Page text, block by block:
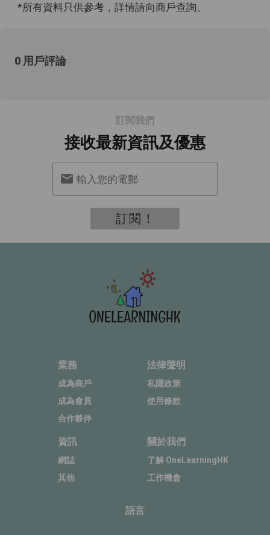
*所有資料只供參考，詳情請向商戶查詢。
0 用戶評論
訂閱我們
接收最新資訊及優惠
輸入您的電郵
訂閱！
業務
成為商戶
成為會員
合作夥伴
法律聲明
私隱政策
使用條款
資訊
網誌
其他
關於我們
了解 OneLearningHK
工作機會
語言